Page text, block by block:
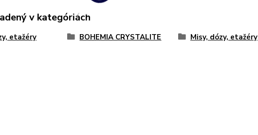
v kategóriách
etažéry BOHEMIA CRYSTALITE Misy, dózy, etažéry